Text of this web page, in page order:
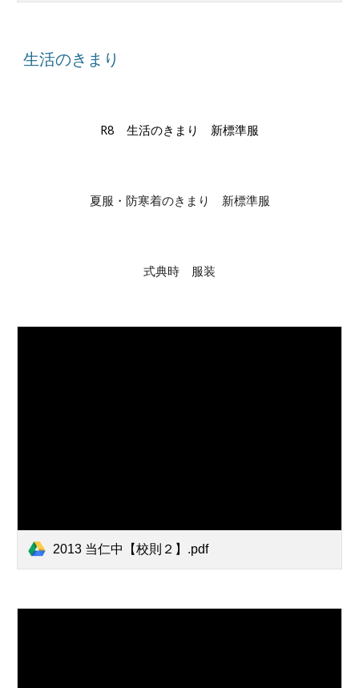
生活のきまり
R8 生活のきまり 新標準服
夏服・防寒着のきまり 新標準服
式典時 服装
2013 当仁中【校則２】.pdf